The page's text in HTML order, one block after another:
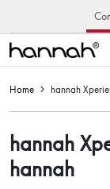
Home hannah
hannah
hannah